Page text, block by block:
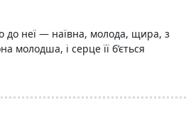
до неї — наївна, молода, щира, з
молодша, і серце її б’ється